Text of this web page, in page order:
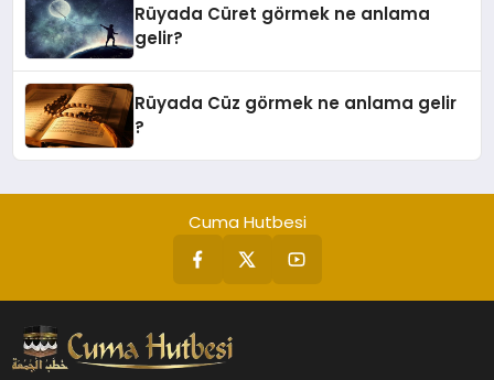
Rüyada Cüret görmek ne anlama
gelir?
Rüyada Cüz görmek ne anlama gelir
?
Cuma Hutbesi